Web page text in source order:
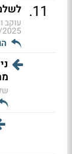
11
. לשלמה
עוקב
07:45